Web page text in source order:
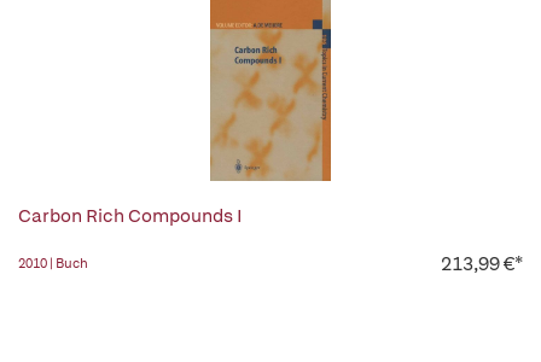
Carbon Rich Compounds I
2010 | Buch 213,99 €*